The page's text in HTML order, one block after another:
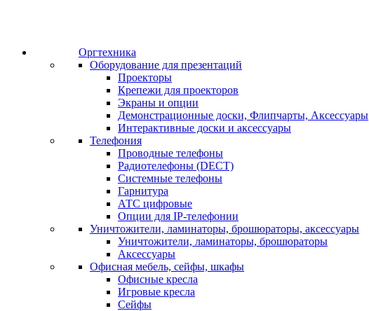
Оргтехника
Оборудование для презентаций
Проекторы
Крепежи для проекторов
Экраны и опции
Демонстрационные доски, Флипчарты, Аксессуары
Интерактивные доски и аксессуары
Телефония
Проводные телефоны
Радиотелефоны (DECT)
Системные телефоны
Гарнитура
АТС цифровые
Опции для IP-телефонии
Уничтожители, ламинаторы, брошюраторы, аксессуары
Уничтожители, ламинаторы, брошюраторы
Аксессуары
Офисная мебель, сейфы, шкафы
Офисные кресла
Игровые кресла
Сейфы